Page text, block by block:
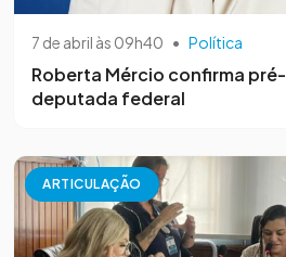
7 de abril às 09h40 • Política
Roberta Mércio confirma
deputada federal
ARTICULAÇÃO